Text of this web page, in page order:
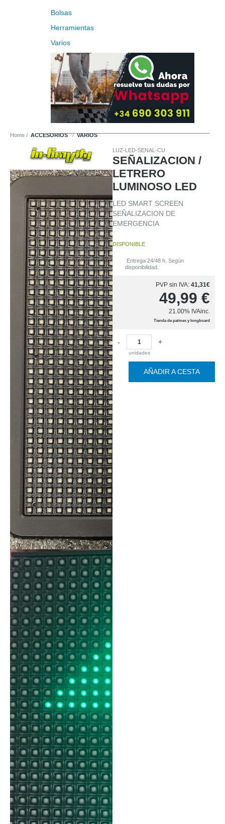
Bolsas
Herramientas
Varios
Home ACCESORIOS VARIOS
LUZ-LED-SENAL-CU
SEÑALIZACION /
LETRERO
LUMINOSO LED
LED SMART SCREEN
SEÑALIZACION DE
EMERGENCIA
DISPONIBLE
Entrega 24/48 h. Según
disponibilidad.
PVP sin IVA: 41,31€
49,99 €
21.00% IVAinc.
Tienda de patines y longboard
-
unidades
+
AÑADIR A CESTA